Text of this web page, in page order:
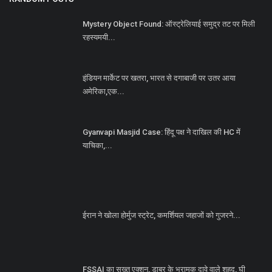
Mystery Object Found: ऑस्ट्रेलियाई समुद्र तट पर मिली
रहस्यमयी...
इंडियन मार्केट पर खतरा, भारत से दगाबाजी पर उतर आया
अमेरिका,एक...
Gyanvapi Masjid Case: हिंदू पक्ष ने दाखिल की HC में
याचिका,...
ईरान ने खोला होर्मुज स्ट्रेट, कमर्शियल जहाजों को गुजरने...
FSSAI का सख्त एक्शन, डाबर के भ्रामक दावे वाले शहद, घी